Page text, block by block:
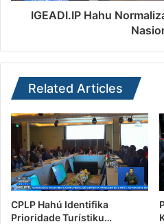
IGEADI.IP Hahu
Related Articles
CPLP Hahú Identifika
Prioridade Turístiku…